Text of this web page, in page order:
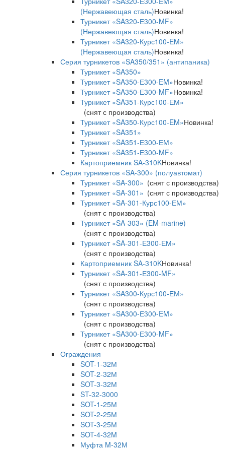
(Нержавеющая сталь)Новинка!
Турникет «SA320-Е300-MF»
(Нержавеющая сталь)Новинка!
Турникет «SA320-Курс100-EM»
(Нержавеющая сталь)Новинка!
Серия турникетов «SA350/351» (антипаника)
Турникет «SA350»
Турникет «SA350-Е300-EM»Новинка!
Турникет «SA350-Е300-MF»Новинка!
Турникет «SA351-Курс100-ЕМ»
(снят с производства)
Турникет «SA350-Курс100-EM»Новинка!
Турникет «SA351»
Турникет «SA351-Е300-ЕМ»
Турникет «SA351-Е300-MF»
Картоприемник SA-310KНовинка!
Серия турникетов «SA-300» (полуавтомат)
Турникет «SA-300» (снят с производства)
Турникет «SA-301» (снят с производства)
Турникет «SA-301-Курс100-ЕМ»
(снят с производства)
Турникет «SA-303» (EM-marine)
(снят с производства)
Турникет «SA-301-Е300-ЕМ»
(снят с производства)
Картоприемник SA-310KНовинка!
Турникет «SA-301-Е300-MF»
(снят с производства)
Турникет «SA300-Курс100-ЕМ»
(снят с производства)
Турникет «SA300-Е300-EM»
(снят с производства)
Турникет «SA300-Е300-MF»
(снят с производства)
Ограждения
SOT-1-32М
SOT-2-32М
SOT-3-32М
ST-32-3000
SOT-1-25М
SOT-2-25М
SOT-3-25М
SOT-4-32M
Муфта M-32М